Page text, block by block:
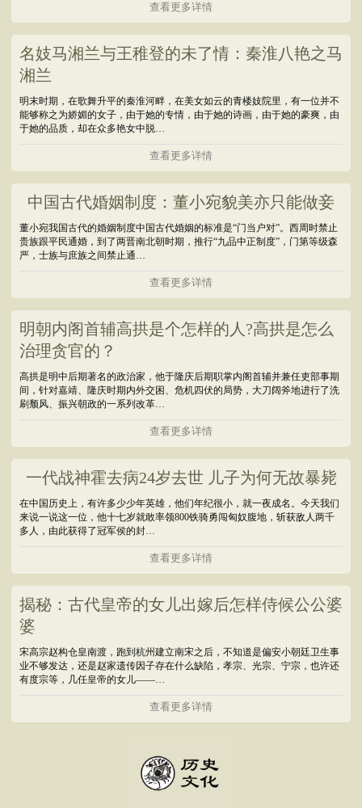
查看更多详情
名妓马湘兰与王稚登的未了情：秦淮八艳之马
湘兰
明末时期，在歌舞升平的秦淮河畔，在美女如云的青楼妓院里，有一位并不
能够称之为娇媚的女子，由于她的专情，由于她的诗画，由于她的豪爽，由
于她的品质，却在众多艳女中脱…
查看更多详情
中国古代婚姻制度：董小宛貌美亦只能做妾
董小宛我国古代的婚姻制度中国古代婚姻的标准是“门当户对”。西周时禁止
贵族跟平民通婚，到了两晋南北朝时期，推行“九品中正制度”，门第等级森
严，士族与庶族之间禁止通…
查看更多详情
明朝内阁首辅高拱是个怎样的人?高拱是怎么
治理贪官的？
高拱是明中后期著名的政治家，他于隆庆后期职掌内阁首辅并兼任吏部事期
间，针对嘉靖、隆庆时期内外交困、危机四伏的局势，大刀阔斧地进行了洗
刷颓风、振兴朝政的一系列改革…
查看更多详情
一代战神霍去病24岁去世 儿子为何无故暴毙
在中国历史上，有许多少少年英雄，他们年纪很小，就一夜成名。今天我们
来说一说这一位，他十七岁就敢率领800铁骑勇闯匈奴腹地，斩获敌人两千
多人，由此获得了冠军侯的封…
查看更多详情
揭秘：古代皇帝的女儿出嫁后怎样侍候公公婆
婆
宋高宗赵构仓皇南渡，跑到杭州建立南宋之后，不知道是偏安小朝廷卫生事
业不够发达，还是赵家遗传因子存在什么缺陷，孝宗、光宗、宁宗，也许还
有度宗等，几任皇帝的女儿——…
查看更多详情